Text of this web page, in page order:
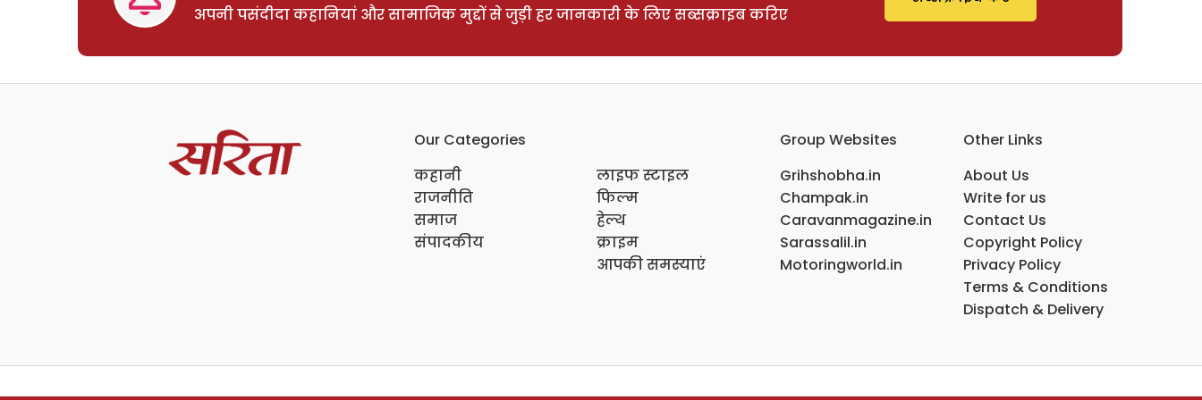
अपनी पसंदीदा कहानियां और सामाजिक मुद्दों से जुड़ी हर जानकारी के लिए सब्सक्राइब करिए
Our Categories
कहानी
राजनीति
समाज
संपादकीय
लाइफ स्टाइल
फिल्म
हेल्थ
क्राइम
आपकी समस्याएं
Group Websites
Grihshobha.in
Champak.in
Caravanmagazine.in
Sarassalil.in
Motoringworld.in
Other Links
About Us
Write for us
Contact Us
Copyright Policy
Privacy Policy
Terms & Conditions
Dispatch & Delivery